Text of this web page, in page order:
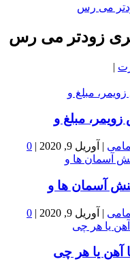
زودتر می رس
|
مبلغ و
امامی | آوریل 9, 2020 |
0
آسمان ها و
امامی | آوریل 9, 2020 |
0
آهن یا هر چی